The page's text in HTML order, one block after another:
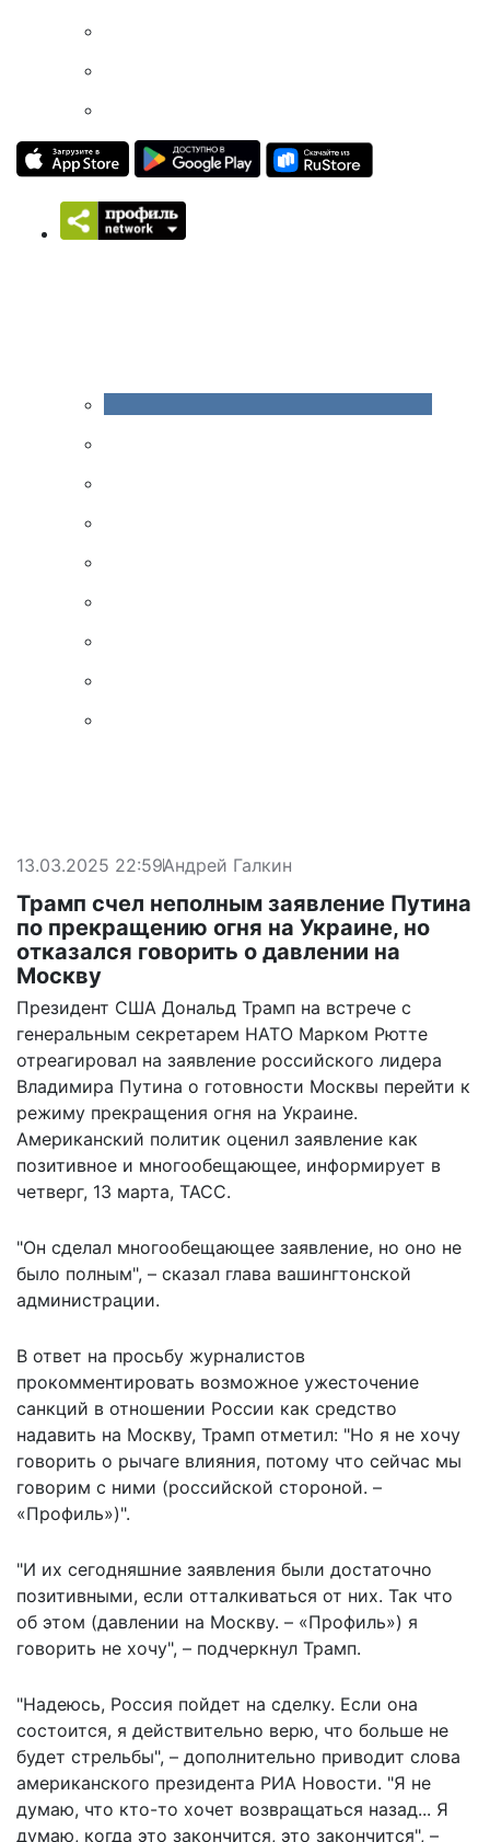
13.03.2025 22:59Андрей Галкин
Трамп счел неполным заявление Путина
по прекращению огня на Украине, но
отказался говорить о давлении на
Москву
Президент США Дональд Трамп на встрече с
генеральным секретарем НАТО Марком Рютте
отреагировал на заявление российского лидера
Владимира Путина о готовности Москвы перейти к
режиму прекращения огня на Украине.
Американский политик оценил заявление как
позитивное и многообещающее, информирует в
четверг, 13 марта, ТАСС.
"Он сделал многообещающее заявление, но оно не
было полным", – сказал глава вашингтонской
администрации.
В ответ на просьбу журналистов
прокомментировать возможное ужесточение
санкций в отношении России как средство
надавить на Москву, Трамп отметил: "Но я не хочу
говорить о рычаге влияния, потому что сейчас мы
говорим с ними (российской стороной. –
«Профиль»)".
"И их сегодняшние заявления были достаточно
позитивными, если отталкиваться от них. Так что
об этом (давлении на Москву. – «Профиль») я
говорить не хочу", – подчеркнул Трамп.
"Надеюсь, Россия пойдет на сделку. Если она
состоится, я действительно верю, что больше не
будет стрельбы", – дополнительно приводит слова
американского президента РИА Новости. "Я не
думаю, что кто-то хочет возвращаться назад... Я
думаю, когда это закончится, это закончится", –